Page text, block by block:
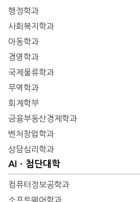
행정학과
사회복지학과
아동학과
경영학과
국제물류학과
무역학과
회계학부
금융부동산경제학과
벤처창업학과
상담심리학과
AIㆍ첨단대학
컴퓨터정보공학과
소프트웨어학과